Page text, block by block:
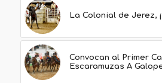
La Colonial de Jerez,
Convocan al Primer
Escaramuzas A